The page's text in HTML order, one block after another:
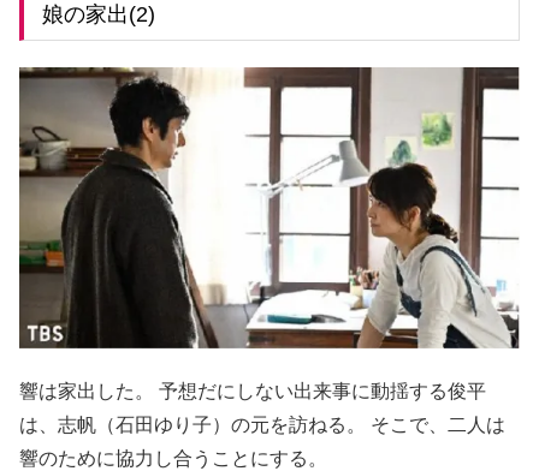
娘の家出(2)
響は家出した。 予想だにしない出来事に動揺する俊平
は、志帆（石田ゆり子）の元を訪ねる。 そこで、二人は
響のために協力し合うことにする。